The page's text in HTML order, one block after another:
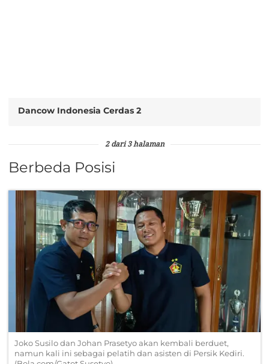
Dancow Indonesia Cerdas 2
2 dari 3 halaman
Berbeda Posisi
Joko Susilo dan Johan Prasetyo akan kembali berduet,
namun kali ini sebagai pelatih dan asisten di Persik Kediri.